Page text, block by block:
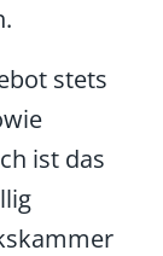
stets
ist das